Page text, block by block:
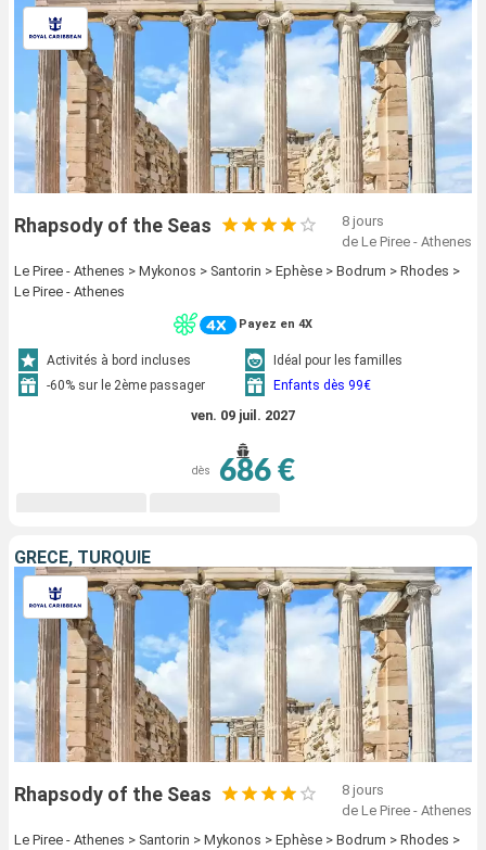
Rhapsody of the Seas
8 jours
de Le Piree - Athenes
Le Piree - Athenes > Mykonos > Santorin > Ephèse > Bodrum > Rhodes >
Le Piree - Athenes
Payez en 4X
Activités à bord incluses
Idéal pour les familles
-60% sur le 2ème passager
Enfants dès 99€
ven. 09 juil. 2027
dès 686 €
GRÈCE, TURQUIE
Rhapsody of the Seas
8 jours
de Le Piree - Athenes
Le Piree - Athenes > Santorin > Mykonos > Ephèse > Bodrum > Rhodes >